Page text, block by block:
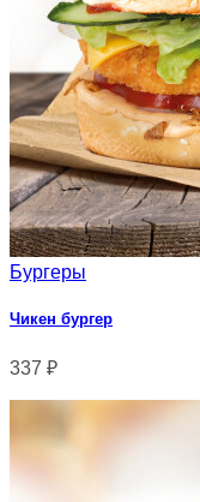
Бургеры
Чикен бургер
337 ₽